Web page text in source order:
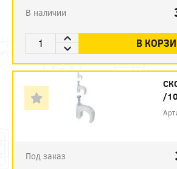
В наличии
В
/
Под заказ